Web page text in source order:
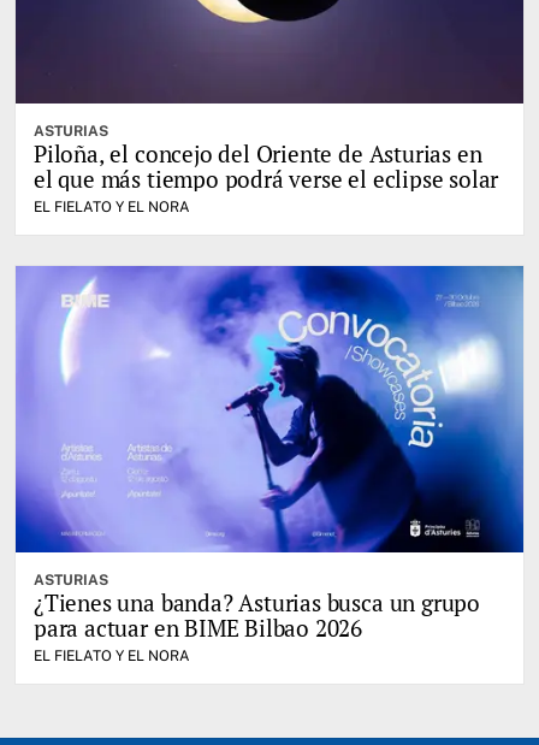
ASTURIAS
Piloña, el concejo del Oriente de Asturias en
el que más tiempo podrá verse el eclipse solar
EL FIELATO Y EL NORA
ASTURIAS
¿Tienes una banda? Asturias busca un grupo
para actuar en BIME Bilbao 2026
EL FIELATO Y EL NORA